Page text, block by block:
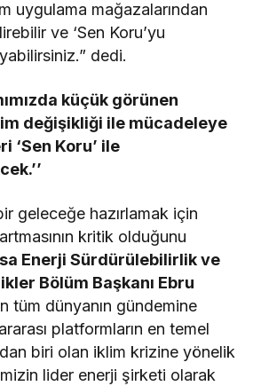
uygulama mağazalarından
ve ‘Sen Koru’yu
dedi.
küçük görünen
değişikliği ile mücadeleye
‘Sen Koru’ ile
geleceğe hazırlamak için
kritik olduğunu
Enerji Sürdürülebilirlik ve
Bölüm Başkanı Ebru
tüm dünyanın gündemine
platformların en temel
biri olan iklim krizine yönelik
lider enerji şirketi olarak